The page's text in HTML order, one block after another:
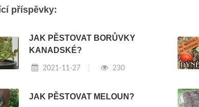
příspěvky:
JAK PĚSTOVAT BORŮVKY
KANADSKÉ?
2021-11-27 230
JAK PĚSTOVAT MELOUN?